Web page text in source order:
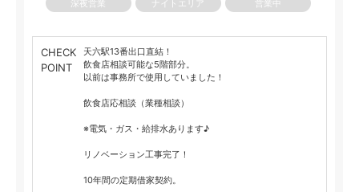
深夜営業
ナイトエリア 営業中
CHECK
POINT
天六駅13番出口直結！
飲食店相談可能な5階部分。
以前は事務所で使用していました！
飲食店応相談（業種相談）
※電気・ガス・給排水あります♪
リノベーション工事完了！
10年間の定期借家契約。